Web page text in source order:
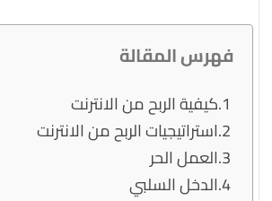
فهرس المقالة
كيفية الربح من الانترنت
استراتيجيات الربح من الانترنت
العمل الحر
الدخل السلبي